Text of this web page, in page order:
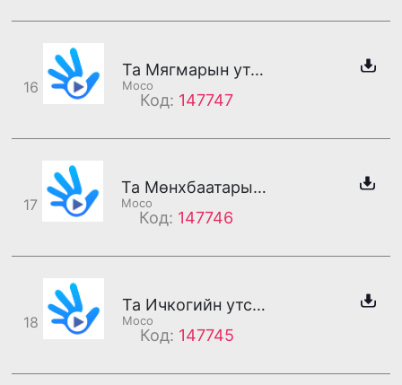
16
Та Мягмарын утсанд холбогдлоо
Moco
Код: 147747
17
Та Мөнхбаатарын утсанд холбогдлоо
Moco
Код: 147746
18
Та Ичкогийн утсанд холбогдлоо
Moco
Код: 147745